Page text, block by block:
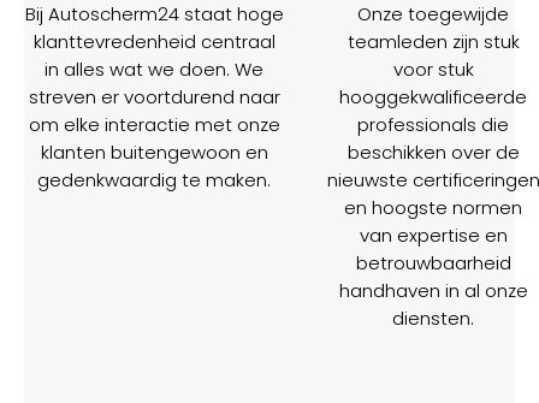
Bij Autoscherm24 staat hoge
klanttevredenheid centraal
in alles wat we doen. We
streven er voortdurend naar
om elke interactie met onze
klanten buitengewoon en
gedenkwaardig te maken.
Onze toegewijde
teamleden zijn stuk
voor stuk
hooggekwalificeerde
professionals die
beschikken over de
nieuwste certificeringen
en hoogste normen
van expertise en
betrouwbaarheid
handhaven in al onze
diensten.